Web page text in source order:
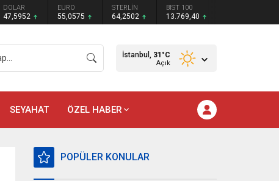
DOLAR
47,5952
EURO
55,0575
STERLİN
64,2502
BIST 100
13.769,40
İstanbul, 31 °C
Açık
SEYAHAT ÖZEL HABER
POPÜLER KONULAR